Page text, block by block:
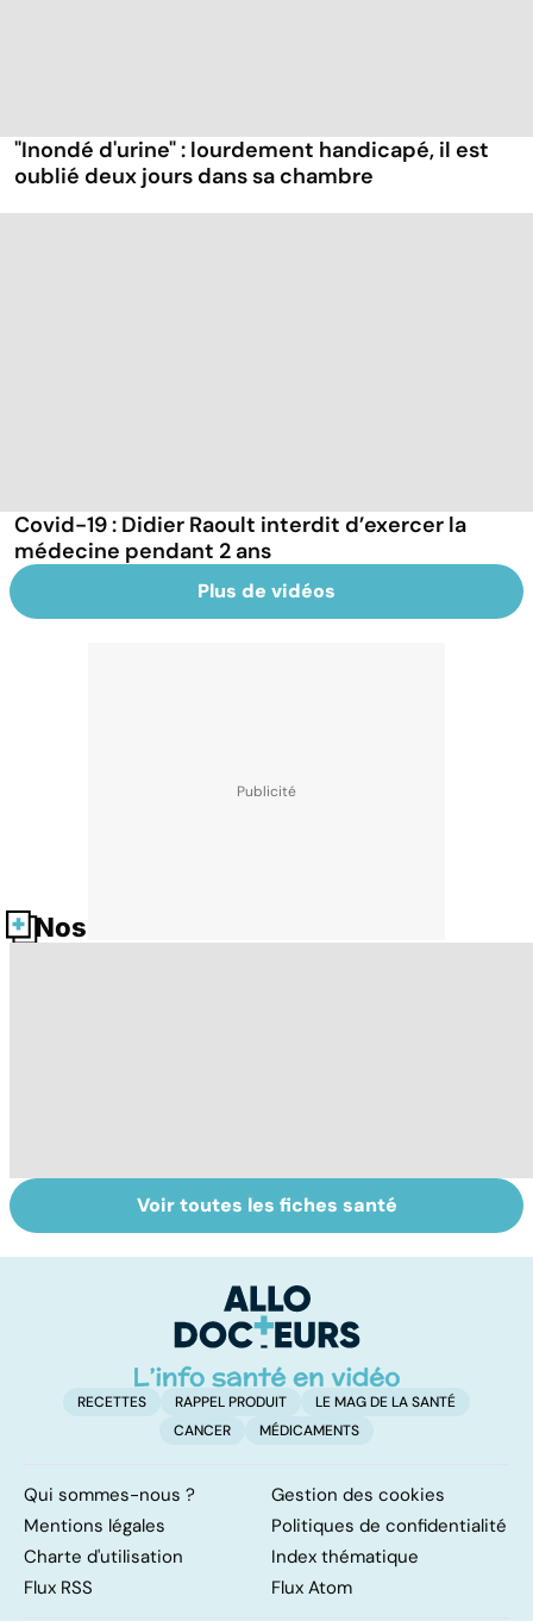
"Inondé d'urine" : lourdement handicapé, il est
oublié deux jours dans sa chambre
Covid-19 : Didier Raoult interdit d’exercer la
médecine pendant 2 ans
Plus de vidéos
Nos fiches santé
Comment
maîtriser le
Accident
vasculaire
également
touché
Voir toutes les fiches santé
RECETTES RAPPEL PRODUIT
LE MAG DE LA SANTÉ
CANCER
MÉDICAMENTS
Qui sommes-nous ?
Gestion des cookies
Mentions légales
Politiques de confidentialité
Charte d'utilisation
Index thématique
Flux RSS
Flux Atom